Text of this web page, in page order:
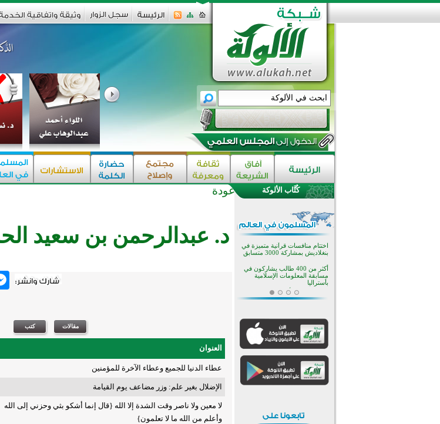
عودة
د. عبدالرحمن بن سعيد
العنوان
عطاء الدنيا للجميع وعطاء الآخرة للمؤمنين
الإضلال بغير علم: وزر مضاعف يوم القيامة
لا معين ولا ناصر وقت الشدة إلا الله {قال إنما أشكو بثي وحزني إلى الله
وأعلم من الله ما لا تعلمون}
كُتَّاب الألوكة
اختتام الدورة التاسعة لمسابقة حفظ
تيسليتش تختتم برنامجا تعليميا لتعزيز
القيم وبناء الشخصية للشباب
المسلمين
اختتام منافسات قرآنية متميزة في
بنغلاديش بمشاركة 3000 متسابق
أكثر من 400 طالب يشاركون في
مسابقة المعلومات الإسلامية
بأستراليا
افتتاح تاريخي لأول مسجد في بلييفليا
بالجبل الأسود منذ أكثر من قرن
مسجد جديد في أجواء إيمانية مميزة
أكبر مشروع إسلامي في ريف
أستراليا يفتتح أبوابه بعد سنوات من
القرآن والتربية في صدارة البرامج
الصيفية للمسلمين في بينزا
وساراتوف وموردوفيا هذا العام
اختتام الدورة التاسعة لمسابقة حفظ
القيم وبناء الشخصية للشباب
المسلمين